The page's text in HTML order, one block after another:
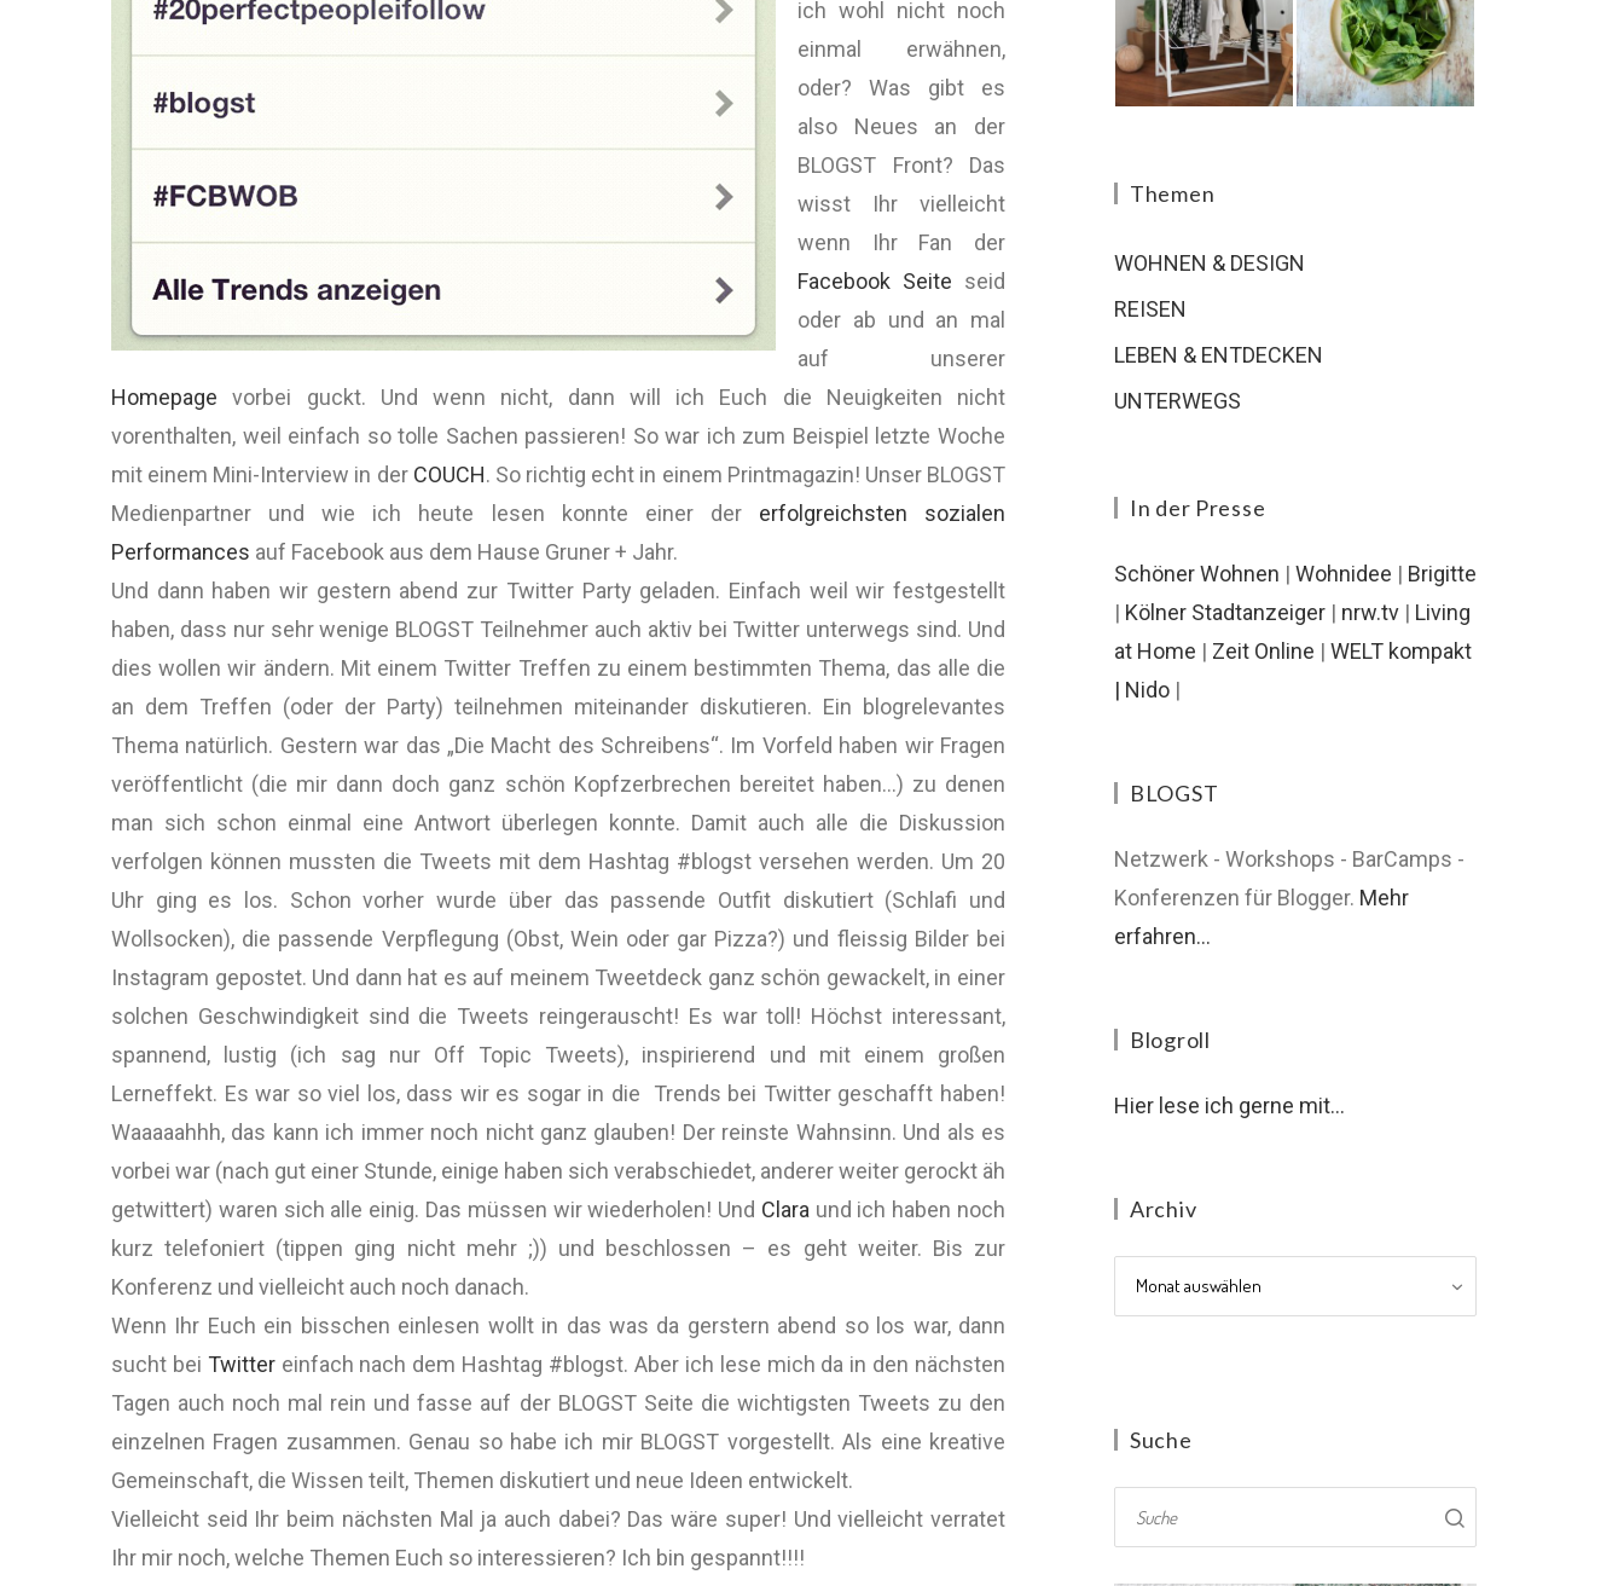
ich wohl nicht noch
einmal erwähnen,
oder? Was gibt es
also Neues an der
BLOGST Front? Das
wisst Ihr vielleicht
wenn Ihr Fan der
Facebook Seite seid
oder ab und an mal
auf unserer
Homepage vorbei guckt. Und wenn nicht, dann will ich Euch die Neuigkeiten nicht
vorenthalten, weil einfach so tolle Sachen passieren! So war ich zum Beispiel letzte Woche
mit einem Mini-Interview in der COUCH. So richtig echt in einem Printmagazin! Unser BLOGST
Medienpartner und wie ich heute lesen konnte einer der erfolgreichsten sozialen
Performances auf Facebook aus dem Hause Gruner + Jahr.
Und dann haben wir gestern abend zur Twitter Party geladen. Einfach weil wir festgestellt
haben, dass nur sehr wenige BLOGST Teilnehmer auch aktiv bei Twitter unterwegs sind. Und
dies wollen wir ändern. Mit einem Twitter Treffen zu einem bestimmten Thema, das alle die
an dem Treffen (oder der Party) teilnehmen miteinander diskutieren. Ein blogrelevantes
Thema natürlich. Gestern war das „Die Macht des Schreibens“. Im Vorfeld haben wir Fragen
veröffentlicht (die mir dann doch ganz schön Kopfzerbrechen bereitet haben…) zu denen
man sich schon einmal eine Antwort überlegen konnte. Damit auch alle die Diskussion
verfolgen können mussten die Tweets mit dem Hashtag #blogst versehen werden. Um 20
Uhr ging es los. Schon vorher wurde über das passende Outfit diskutiert (Schlafi und
Wollsocken), die passende Verpflegung (Obst, Wein oder gar Pizza?) und fleissig Bilder bei
Instagram gepostet. Und dann hat es auf meinem Tweetdeck ganz schön gewackelt, in einer
solchen Geschwindigkeit sind die Tweets reingerauscht! Es war toll! Höchst interessant,
spannend, lustig (ich sag nur Off Topic Tweets), inspirierend und mit einem großen
Lerneffekt. Es war so viel los, dass wir es sogar in die Trends bei Twitter geschafft haben!
Waaaaahhh, das kann ich immer noch nicht ganz glauben! Der reinste Wahnsinn. Und als es
vorbei war (nach gut einer Stunde, einige haben sich verabschiedet, anderer weiter gerockt äh
getwittert) waren sich alle einig. Das müssen wir wiederholen! Und Clara und ich haben noch
kurz telefoniert (tippen ging nicht mehr ;)) und beschlossen – es geht weiter. Bis zur
Konferenz und vielleicht auch noch danach.
Wenn Ihr Euch ein bisschen einlesen wollt in das was da gerstern abend so los war, dann
sucht bei Twittereinfach nach dem Hashtag #blogst. Aber ich lese mich da in den nächsten
Tagen auch noch mal rein und fasse auf der BLOGST Seite die wichtigsten Tweets zu den
einzelnen Fragen zusammen. Genau so habe ich mir BLOGST vorgestellt. Als eine kreative
Gemeinschaft, die Wissen teilt, Themen diskutiert und neue Ideen entwickelt.
Vielleicht seid Ihr beim nächsten Mal ja auch dabei? Das wäre super! Und vielleicht verratet
Ihr mir noch, welche Themen Euch so interessieren? Ich bin gespannt!!!!
Themen
WOHNEN & DESIGN
REISEN
LEBEN & ENTDECKEN
UNTERWEGS
In der Presse
Schöner Wohnen | Wohnidee | Brigitte
| Kölner Stadtanzeiger | nrw.tv | Living
at Home | Zeit Online | WELT kompakt
| Nido |
BLOGST
Netzwerk - Workshops - BarCamps -
Konferenzen für Blogger. Mehr
erfahren...
Blogroll
Hier lese ich gerne mit...
Archiv
Archiv
Suche